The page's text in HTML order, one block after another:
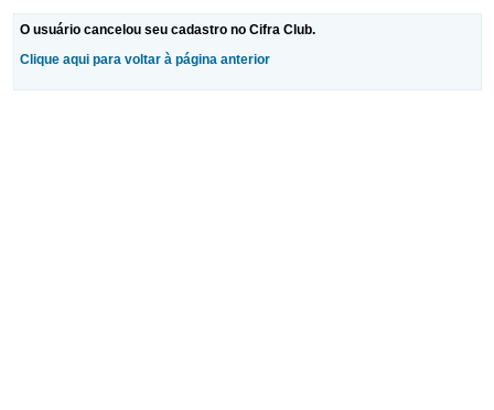
O usuário cancelou seu cadastro no Cifra Club.
Clique aqui para voltar à página anterior